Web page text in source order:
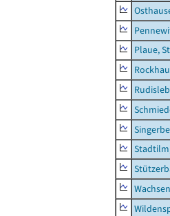
Plaue,